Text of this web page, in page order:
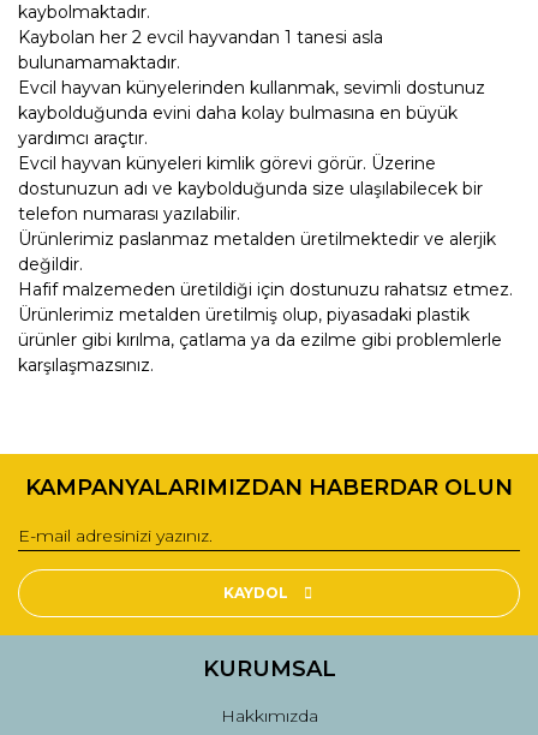
kaybolmaktadır.
Kaybolan her 2 evcil hayvandan 1 tanesi asla
bulunamamaktadır.
Evcil hayvan künyelerinden kullanmak, sevimli dostunuz
kaybolduğunda evini daha kolay bulmasına en büyük
yardımcı araçtır.
Evcil hayvan künyeleri kimlik görevi görür. Üzerine
dostunuzun adı ve kaybolduğunda size ulaşılabilecek bir
telefon numarası yazılabilir.
Ürünlerimiz paslanmaz metalden üretilmektedir ve alerjik
değildir.
Hafif malzemeden üretildiği için dostunuzu rahatsız etmez.
Ürünlerimiz metalden üretilmiş olup, piyasadaki plastik
ürünler gibi kırılma, çatlama ya da ezilme gibi problemlerle
karşılaşmazsınız.
konularda yetersiz gördüğünüz noktaları öneri formunu
Görüş ve önerileriniz için teşekkür ederiz.
Ürün resmi kalitesiz, bozuk veya görüntülenemiyor.
Ürün açıklamasında eksik bilgiler bulunuyor.
Ürün fiyatı diğer sitelerden daha pahalı.
KAMPANYALARIMIZDAN HABERDAR OLUN
KAYDOL
KURUMSAL
Hakkımızda